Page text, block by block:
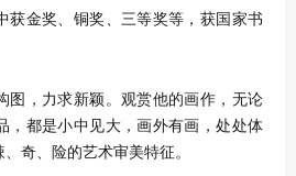
获金奖、铜奖、三等奖等，获国家书
图，力求新颖。观赏他的画作，无论
，都是小中见大，画外有画，处处体
奇、险的艺术审美特征。